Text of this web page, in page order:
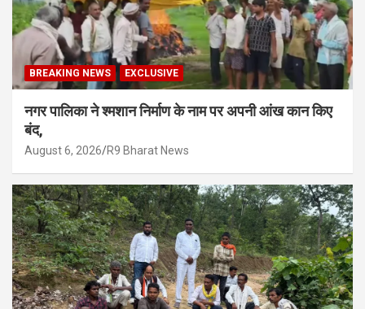
BREAKING NEWS EXCLUSIVE
नगर पालिका ने श्मशान निर्माण के नाम पर अपनी आंख कान किए
बंद,
August 6, 2026 R9 Bharat News